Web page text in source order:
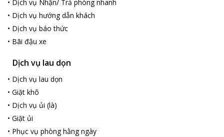
• Dịch vụ Nhận/ Trả phòng nhanh
• Dịch vụ hướng dẫn khách
• Dịch vụ báo thức
• Bãi đậu xe
Dịch vụ lau dọn
• Dịch vụ lau dọn
• Giặt khô
• Dịch vụ ủi (là)
• Giặt ủi
• Phục vụ phòng hằng ngày